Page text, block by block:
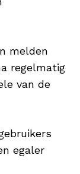
melden
regelmatig
van de
egaler